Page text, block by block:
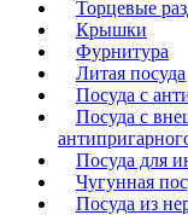
Торцевые
Крышки
Фурнитура
Литая посуда
Посуда с
Посуда с
Посуда для
Чугунная
Посуда из